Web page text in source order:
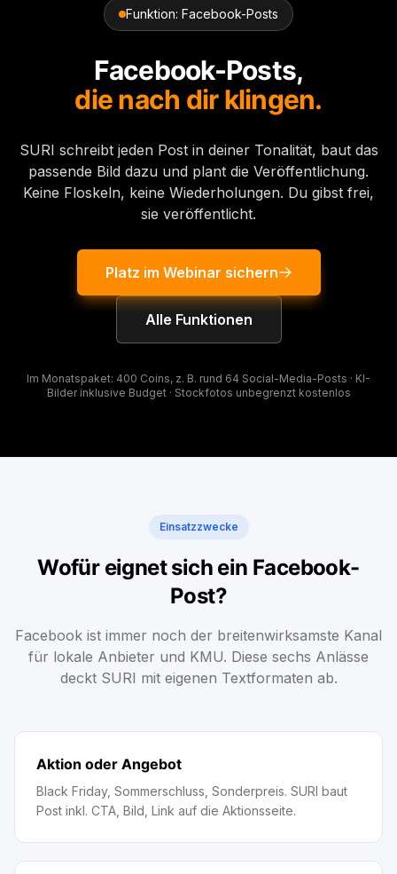
Funktion: Facebook-Posts
Facebook-Posts,
die nach dir klingen.
SURI schreibt jeden Post in deiner Tonalität, baut das
passende Bild dazu und plant die Veröffentlichung.
Keine Floskeln, keine Wiederholungen. Du gibst frei,
sie veröffentlicht.
Platz im Webinar sichern
Alle Funktionen
Im Monatspaket: 400 Coins, z. B. rund 64 Social-Media-Posts · KI-
Bilder inklusive Budget · Stockfotos unbegrenzt kostenlos
Einsatzzwecke
Wofür eignet sich ein Facebook-
Post?
Facebook ist immer noch der breitenwirksamste Kanal
für lokale Anbieter und KMU. Diese sechs Anlässe
deckt SURI mit eigenen Textformaten ab.
Aktion oder Angebot
Black Friday, Sommerschluss, Sonderpreis. SURI baut
Post inkl. CTA, Bild, Link auf die Aktionsseite.